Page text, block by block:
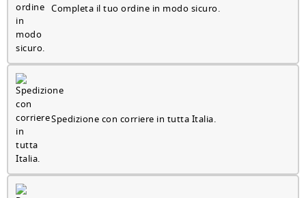
Completa il tuo ordine in modo sicuro.
Spedizione con corriere in tutta Italia.